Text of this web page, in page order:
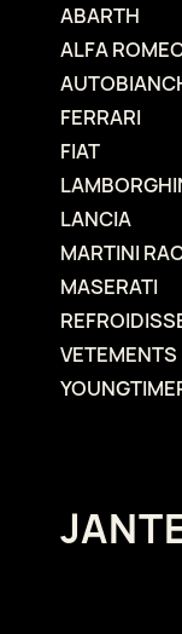
ABARTH
ALFA
FERRARI
FIAT
LANCIA
MARTINI
MASERATI
VETEMENTS